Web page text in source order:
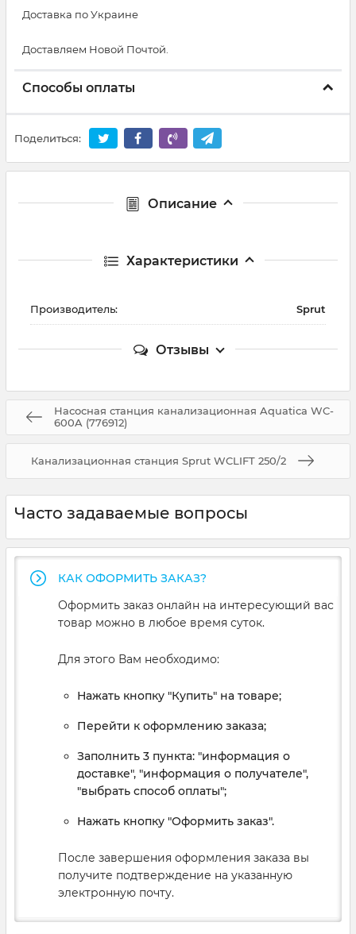
Доставка по Украине
Доставляем Новой Почтой.
Способы оплаты
Поделиться:
Описание
Характеристики
Производитель: Sprut
Отзывы
Насосная станция канализационная Aquatica WC-
600A (776912)
Канализационная станция Sprut WCLIFT 250/2
Часто задаваемые вопросы
КАК ОФОРМИТЬ ЗАКАЗ?
Оформить заказ онлайн на интересующий вас
товар можно в любое время суток.
Для этого Вам необходимо:
Нажать кнопку "Купить" на товаре;
Перейти к оформлению заказа;
Заполнить 3 пункта: "информация о
доставке", "информация о получателе",
"выбрать способ оплаты";
Нажать кнопку "Оформить заказ".
После завершения оформления заказа вы
получите подтверждение на указанную
электронную почту.